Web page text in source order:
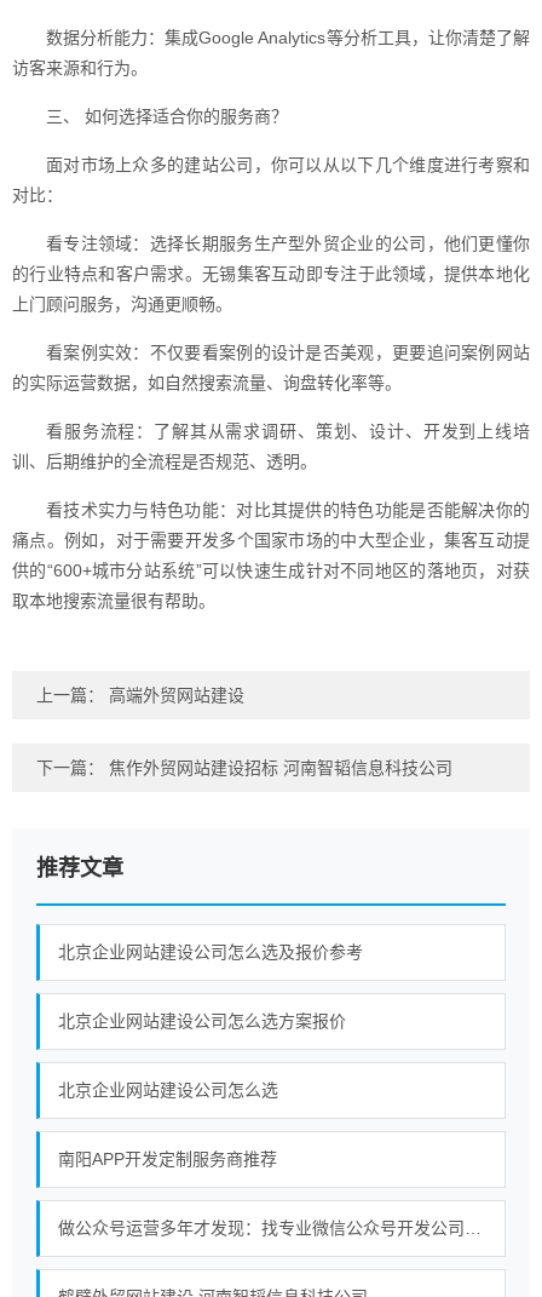
数据分析能力：集成Google Analytics等分析工具，让你清楚了解
访客来源和行为。
三、 如何选择适合你的服务商？
面对市场上众多的建站公司，你可以从以下几个维度进行考察和
对比：
看专注领域：选择长期服务生产型外贸企业的公司，他们更懂你
的行业特点和客户需求。无锡集客互动即专注于此领域，提供本地化
上门顾问服务，沟通更顺畅。
看案例实效：不仅要看案例的设计是否美观，更要追问案例网站
的实际运营数据，如自然搜索流量、询盘转化率等。
看服务流程：了解其从需求调研、策划、设计、开发到上线培
训、后期维护的全流程是否规范、透明。
看技术实力与特色功能：对比其提供的特色功能是否能解决你的
痛点。例如，对于需要开发多个国家市场的中大型企业，集客互动提
供的“600+城市分站系统”可以快速生成针对不同地区的落地页，对获
取本地搜索流量很有帮助。
上一篇： 高端外贸网站建设
下一篇： 焦作外贸网站建设招标 河南智韬信息科技公司
推荐文章
北京企业网站建设公司怎么选及报价参考
北京企业网站建设公司怎么选方案报价
北京企业网站建设公司怎么选
南阳APP开发定制服务商推荐